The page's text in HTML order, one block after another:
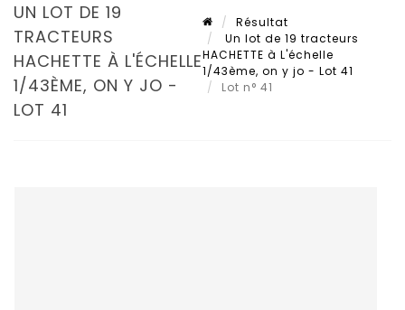
UN LOT DE 19
TRACTEURS
HACHETTE À L'ÉCHELLE
1/43ÈME, ON Y JO -
LOT 41
Résultat
Un lot de 19 tracteurs
HACHETTE à L'échelle
1/43ème, on y jo - Lot 41
Lot n° 41